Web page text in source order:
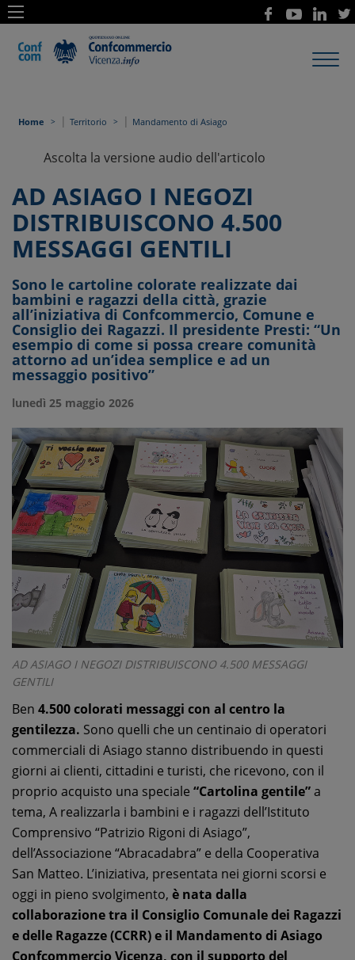
Home | Territorio | Mandamento di Asiago
Ascolta la versione audio dell'articolo
AD ASIAGO I NEGOZI
DISTRIBUISCONO 4.500
MESSAGGI GENTILI
Sono le cartoline colorate realizzate dai
bambini e ragazzi della città, grazie
all’iniziativa di Confcommercio, Comune e
Consiglio dei Ragazzi. Il presidente Presti: “Un
esempio di come si possa creare comunità
attorno ad un’idea semplice e ad un
messaggio positivo”
lunedì 25 maggio 2026
AD ASIAGO I NEGOZI DISTRIBUISCONO 4.500 MESSAGGI
GENTILI
Ben 4.500 colorati messaggi con al centro la
gentilezza. Sono quelli che un centinaio di operatori
commerciali di Asiago stanno distribuendo in questi
giorni ai clienti, cittadini e turisti, che ricevono, con il
proprio acquisto una speciale “Cartolina gentile”a
tema, A realizzarla i bambini e i ragazzi dell’Istituto
Comprensivo “Patrizio Rigoni di Asiago”,
dell’Associazione “Abracadabra” e della Cooperativa
San Matteo. L’iniziativa, presentata nei giorni scorsi e
oggi in pieno svolgimento, è nata dalla
collaborazione tra il Consiglio Comunale dei Ragazzi
e delle Ragazze (CCRR) e il Mandamento di Asiago
Confcommercio Vicenza, con il supporto del